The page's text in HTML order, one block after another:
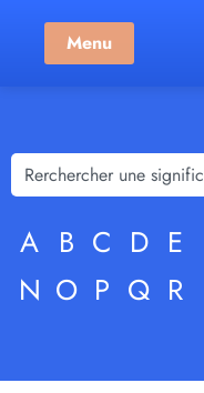
Menu
A B C D E
N O P Q R